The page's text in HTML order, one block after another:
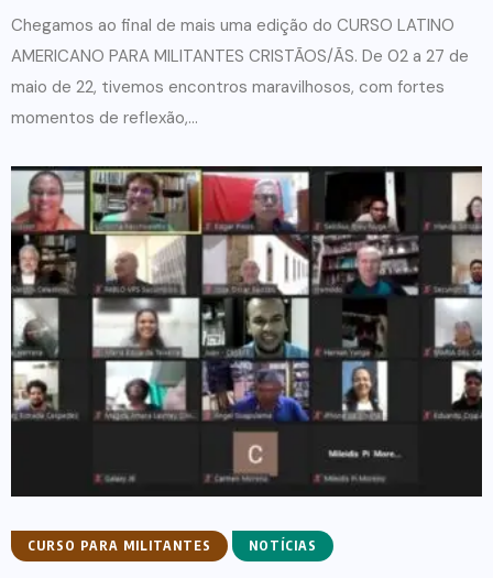
Chegamos ao final de mais uma edição do CURSO LATINO
AMERICANO PARA MILITANTES CRISTÃOS/ÃS. De 02 a 27 de
maio de 22, tivemos encontros maravilhosos, com fortes
momentos de reflexão,...
CURSO PARA MILITANTES NOTÍCIAS